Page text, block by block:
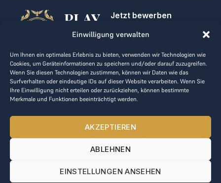
Einwilligung verwalten
Um Ihnen ein optimales Erlebnis zu bieten, verwenden wir Technologien wie
Cookies, um Geräteinformationen zu speichern und/oder darauf zuzugreifen.
Wenn Sie diesen Technologien zustimmen, können wir Daten wie das
Surfverhalten oder eindeutige IDs auf dieser Website verarbeiten. Wenn Sie
Ihre Einwilligung nicht erteilen oder zurückziehen, können bestimmte
Merkmale und Funktionen beeinträchtigt werden.
AKZEPTIEREN
ABLEHNEN
EINSTELLUNGEN ANSEHEN
PLAY
GOLF,
MAKE
BUSINESS
Jetzt bewerben
Kontakt
AGB
Datenrichtlinie
kontakt@the-loge.com
Unser freundliches Team hilft Ihnen gerne weiter.
Mo-Fr von 8:00 bis 17:00 Uhr.
© 2025 The LOGE. Alle Rechte vorbehalten.